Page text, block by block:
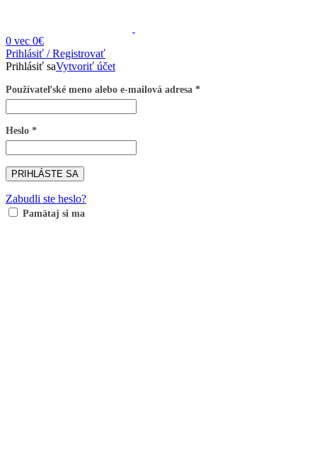
0 vec 0€
Prihlásiť / Registrovať
Prihlásiť saVytvoriť účet
Používateľské meno alebo e-mailová adresa *
Heslo *
PRIHLÁSTE SA
Zabudli ste heslo?
Pamätaj si ma
Obrázky zväčšíte kliknutím .